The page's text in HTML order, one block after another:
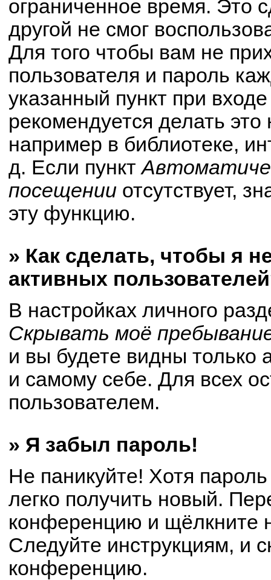
ограниченное время. Это
другой не смог
Для того чтобы вам не
пользователя и пароль
указанный пункт при
рекомендуется делать
например в библиотеке,
д. Если пункт
посещении отсутствует,
эту функцию.
» Как сделать, чтобы я
активных
В настройках личного
Скрывать моё
и вы будете видны только
и самому себе. Для всех
пользователем.
» Я забыл пароль!
Не паникуйте! Хотя
легко получить новый.
конференцию и щёлкните
Следуйте инструкциям, и
конференцию.